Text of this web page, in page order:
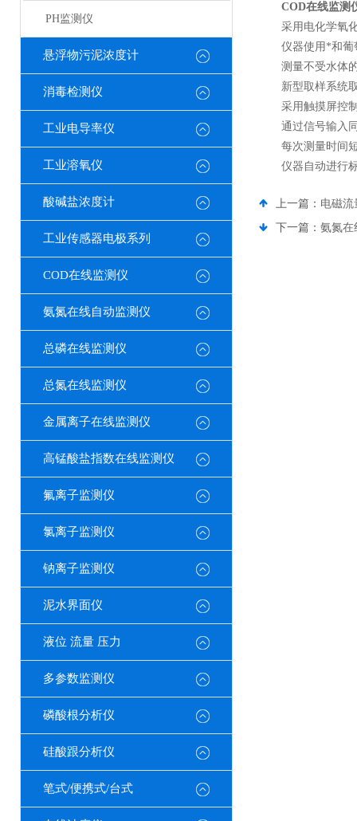
PH监测仪
悬浮物污泥浓度计
消毒检测仪
工业电导率仪
工业溶氧仪
酸碱盐浓度计
工业传感器电极系列
COD在线监测仪
氨氮在线自动监测仪
总磷在线监测仪
总氮在线监测仪
金属离子在线监测仪
高锰酸盐指数在线监测仪
氟离子监测仪
氯离子监测仪
钠离子监测仪
泥水界面仪
液位 流量 压力
多参数监测仪
磷酸根分析仪
硅酸跟分析仪
笔式/便携式/台式
COD在线监测
采用电化学氧化(
仪器使用*和葡萄
测量不受水体的
新型取样系统取
采用触摸屏控制
通过信号输入同
每次测量时间短
仪器自动进行标
上一篇： 电磁流
下一篇： 氨氮在